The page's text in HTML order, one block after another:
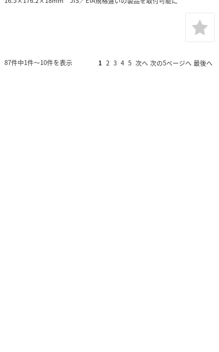
87件中1件～10件を表示 1 2 3 4 5 次へ 次の5ページへ 最後へ